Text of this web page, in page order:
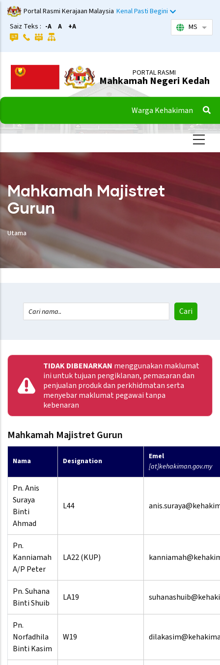
Langkau
ke
kandungan
utama
Portal Rasmi Kerajaan Malaysia Kenal Pasti Begini
Saiz Teks : -A A +A MS
PORTAL RASMI
Mahkamah Negeri Kedah
Warga Kehakiman
Mahkamah Majistret
Gurun
Utama
TIDAK DIBENARKAN menggunakan maklumat
ini untuk tujuan pengiklanan, pemasaran dan
penjualan produk dan perkhidmatan serta
menyebar maklumat pegawai tanpa
kebenaran
Mahkamah Majistret Gurun
Nama Designation
Emel
[at]kehakiman.gov.my
Pn. Anis
Suraya
Binti
Ahmad
L44
Pn.
Kanniamah
A/P Peter
LA22 (KUP)
Pn. Suhana
Binti Shuib
LA19
Pn.
Norfadhila
Binti Kasim
W19